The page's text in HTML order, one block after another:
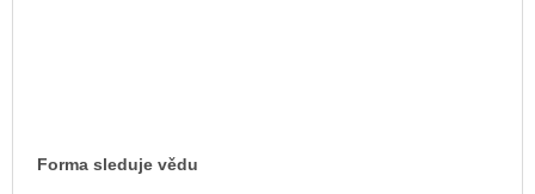
Forma sleduje vědu